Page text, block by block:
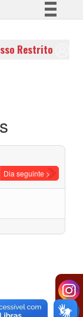
BR
Restrito
Dia seguinte >